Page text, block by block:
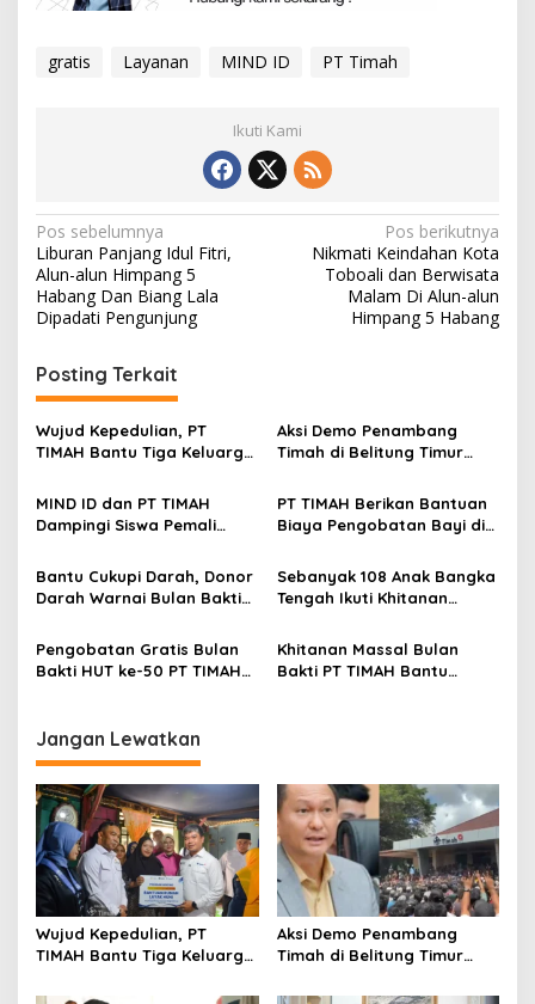
gratis Layanan MIND ID PT Timah
Ikuti Kami
Navigasi
pos
Pos sebelumnya
Liburan Panjang Idul Fitri,
Alun-alun Himpang 5
Habang Dan Biang Lala
Dipadati Pengunjung
Pos berikutnya
Nikmati Keindahan Kota
Toboali dan Berwisata
Malam Di Alun-alun
Himpang 5 Habang
Posting Terkait
Wujud Kepedulian, PT
TIMAH Bantu Tiga Keluarga
Aksi Demo Penambang
Timah di Belitung Timur
XII DPR Bambang Patijaya
Dorong Perpres Segera
Diterbitkan
MIND ID dan PT TIMAH
Dampingi Siswa Pemali
PT TIMAH Berikan Bantuan
Biaya Pengobatan Bayi di
Bantu Cukupi Darah, Donor
Darah Warnai Bulan Bakti
Bangka Tengah
Sebanyak 108 Anak Bangka
Tengah Ikuti Khitanan
50 PT TIMAH
Pengobatan Gratis Bulan
Bakti HUT ke-50 PT TIMAH
Lebih Dekat
Khitanan Massal Bulan
Bakti PT TIMAH Bantu
Jangan Lewatkan
Wujud Kepedulian, PT
TIMAH Bantu Tiga Keluarga
Aksi Demo Penambang
Timah di Belitung Timur
XII DPR Bambang Patijaya